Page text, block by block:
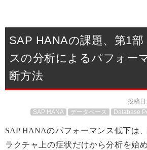
SAP HANAの課題、第1部
スの分析によるパフォー
断方法
投稿日:
SAP HANA
データベース Database
SAP HANAのパフォーマンス低下は
ラクチャ上の症状だけから分析を始